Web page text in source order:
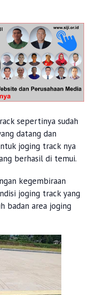
sepertinya sudah
datang dan
joging track nya
berhasil di temui.
kegembiraan
joging track yang
badan area joging